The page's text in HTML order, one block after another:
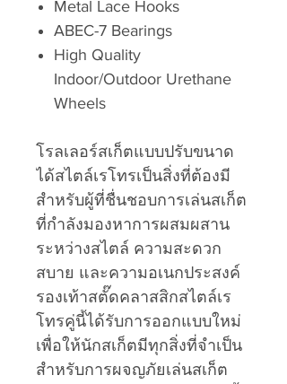
Metal Lace Hooks
ABEC-7 Bearings
High Quality
Indoor/Outdoor Urethane
Wheels
โรลเลอร์สเก็ตแบบปรับขนาด
ได้สไตล์เรโทรเป็นสิ่งที่ต้องมี
สำหรับผู้ที่ชื่นชอบการเล่นสเก็ต
ที่กำลังมองหาการผสมผสาน
ระหว่างสไตล์ ความสะดวก
สบาย และความอเนกประสงค์
รองเท้าสตั๊ดคลาสสิกสไตล์เร
โทรคู่นี้ได้รับการออกแบบใหม่
เพื่อให้นักสเก็ตมีทุกสิ่งที่จำเป็น
สำหรับการผจญภัยเล่นสเก็ต